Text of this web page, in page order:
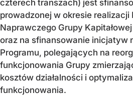
czterech transzach) jest
prowadzonej w okresie realizacji
Naprawczego Grupy
oraz na sfinansowanie inicjatyw
Programu, polegających na
funkcjonowania Grupy
kosztów działalności i
funkcjonowania.